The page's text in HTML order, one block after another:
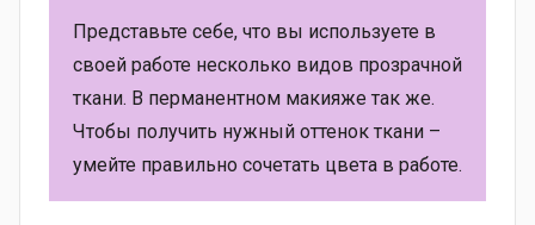
Представьте себе, что вы используете в
своей работе несколько видов прозрачной
ткани. В перманентном макияже так же.
Чтобы получить нужный оттенок ткани –
умейте правильно сочетать цвета в работе.